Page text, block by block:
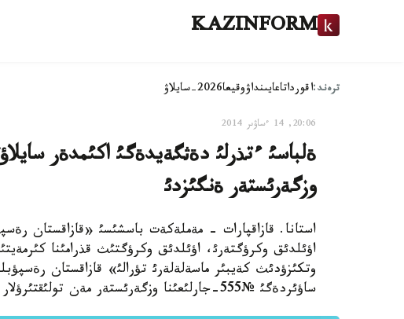
KAZINFORM
ترەند:اقورداتاعايىنداۋوقيعا2026-سايلاۋ
20:06, 14 ءساۋىر 2014
ةلباسئ ءتذرلئ دةثگةيدةگئ اكئمدةر
وزگةرئستةر ةنگئزدئ
استانا. قازاقپارات - مةملةكةت باسشئسئ «قازاقستان
اؤئلدئق وكرؤگتةرئ، اؤئلدئق وكرؤگتئث قذرامئنا
ساؤئردةگئ №555-جارلئعئنا وزگةرئستةر مةن تولئقتئرؤلار ةنگئزؤ تؤرالئ» جارلئققا قول قويدئ.